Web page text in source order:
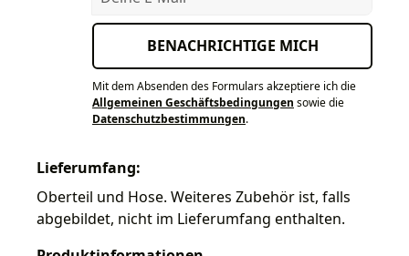
BENACHRICHTIGE MICH
Mit dem Absenden des Formulars akzeptiere ich die
Allgemeinen Geschäftsbedingungen sowie die
Datenschutzbestimmungen.
Lieferumfang:
Oberteil und Hose. Weiteres Zubehör ist, falls
abgebildet, nicht im Lieferumfang enthalten.